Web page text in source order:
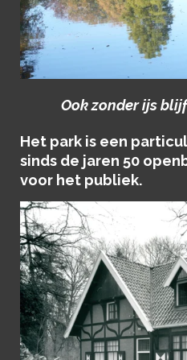
Ook zonder ijs
Het park is een
sinds de jaren 50
voor het publiek.